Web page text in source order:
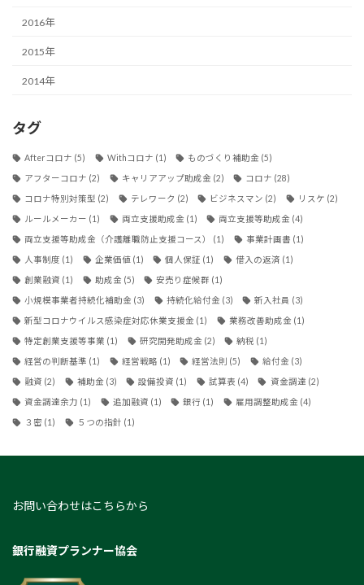
2016年
2015年
2014年
タグ
Afterコロナ (5) Withコロナ (1) ものづくり補助金 (5)
アフターコロナ (2) キャリアアップ助成金 (2) コロナ (28)
コロナ特別対策型 (2) テレワーク (2) ビジネスマン (2) リスケ (2)
ルールメーカー (1) 両立支援助成金 (1) 両立支援等助成金 (4)
両立支援等助成金（介護離職防止支援コース） (1) 事業計画書 (1)
人事制度 (1) 企業価値(1) 個人保証 (1) 借入の返済 (1)
創業融資 (1) 助成金 (5) 安売り症候群 (1)
小規模事業者持続化補助金 (3) 持続化給付金 (3) 新入社員 (3)
新型コロナウイルス感染症対応休業支援金 (1) 業務改善助成金 (1)
特定創業支援等事業 (1) 研究開発助成金 (2) 納税 (1)
経営の判断基準 (1) 経営戦略 (1) 経営法則 (5) 給付金 (3)
融資 (2) 補助金 (3) 設備投資 (1) 試算表 (4) 資金調達 (2)
資金調達余力 (1) 追加融資 (1) 銀行 (1) 雇用調整助成金 (4)
３密 (1) ５つの指針 (1)
お問い合わせはこちらから
銀行融資プランナー協会